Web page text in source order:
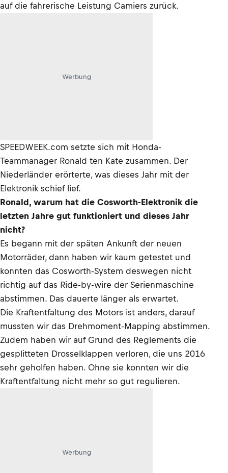
auf die fahrerische Leistung Camiers zurück.
Werbung
SPEEDWEEK.com setzte sich mit Honda-
Teammanager Ronald ten Kate zusammen. Der
Niederländer erörterte, was dieses Jahr mit der
Elektronik schief lief.
Ronald, warum hat die Cosworth-Elektronik die
letzten Jahre gut funktioniert und dieses Jahr
nicht?
Es begann mit der späten Ankunft der neuen
Motorräder, dann haben wir kaum getestet und
konnten das Cosworth-System deswegen nicht
richtig auf das Ride-by-wire der Serienmaschine
abstimmen. Das dauerte länger als erwartet.
Die Kraftentfaltung des Motors ist anders, darauf
mussten wir das Drehmoment-Mapping abstimmen.
Zudem haben wir auf Grund des Reglements die
gesplitteten Drosselklappen verloren, die uns 2016
sehr geholfen haben. Ohne sie konnten wir die
Kraftentfaltung nicht mehr so gut regulieren.
Werbung